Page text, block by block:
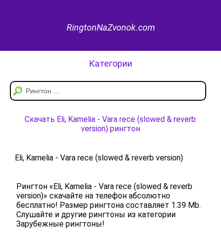
RingtonNaZvonok.com
Категории
Скачать Eli, Kamelia - Vara rece (slowed & reverb
version) рингтон
Eli, Kamelia - Vara rece (slowed & reverb version)
Рингтон «Eli, Kamelia - Vara rece (slowed & reverb
version)» скачайте на телефон абсолютно
бесплатно! Размер рингтона составляет 1.39 Mb.
Слушайте и другие рингтоны из категории
Зарубежные рингтоны!